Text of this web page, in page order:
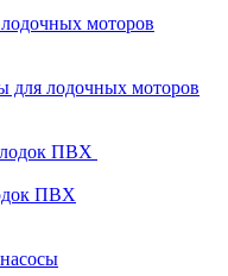
моторов
для лодочных моторов
лодок ПВХ
ПВХ